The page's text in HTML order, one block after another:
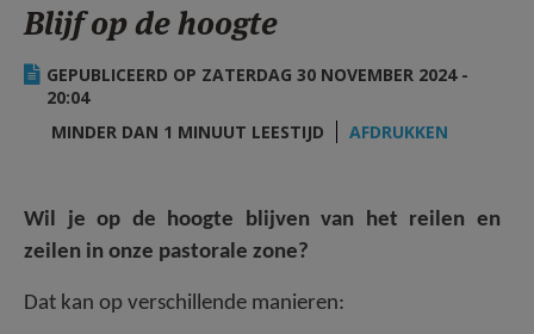
ZOEKEN
HULP
STARTPAGINA PORTAAL
AANMELDEN OF REGISTREREN
Blijf op de hoogte
GEPUBLICEERD OP ZATERDAG 30 NOVEMBER 2024 -
20:04
MINDER DAN 1 MINUUT LEESTIJD
AFDRUKKEN
Wil je op de hoogte blijven van het reilen en
zeilen in onze pastorale zone?
Dat kan op verschillende manieren: